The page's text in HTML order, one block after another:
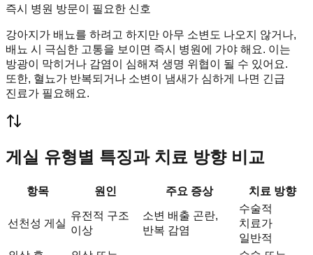
즉시 병원 방문이 필요한 신호
강아지가 배뇨를 하려고 하지만 아무 소변도 나오지 않거나,
배뇨 시 극심한 고통을 보이면 즉시 병원에 가야 해요. 이는
방광이 막히거나 감염이 심해져 생명 위협이 될 수 있어요.
또한, 혈뇨가 반복되거나 소변이 냄새가 심하게 나면 긴급
진료가 필요해요.
게실 유형별 특징과 치료 방향 비교
항목 원인 주요 증상 치료 방향
선천성 게실
유전적 구조
이상
소변 배출 곤란,
반복 감염
수술적
치료가
일반적